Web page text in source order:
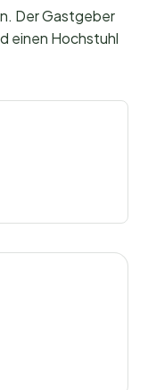
Der Gastgeber
einen Hochstuhl